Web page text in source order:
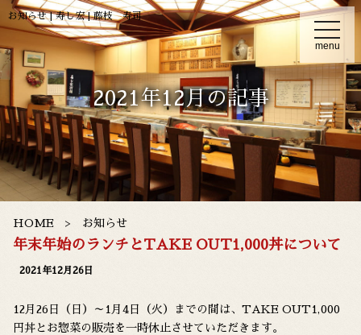
t
o
g
g
l
n
a
v
i
g
menu
お知らせ | 寿し宏 | 藤枝 寿司
2021年12月の記事
HOME お知らせ
年末年始のランチとTAKE OUT1,000丼について
2021年12月26日
12月26日（日）～1月4日（火）までの間は、TAKE OUT1,000
円丼とお惣菜の販売を一時休止させていただきます。